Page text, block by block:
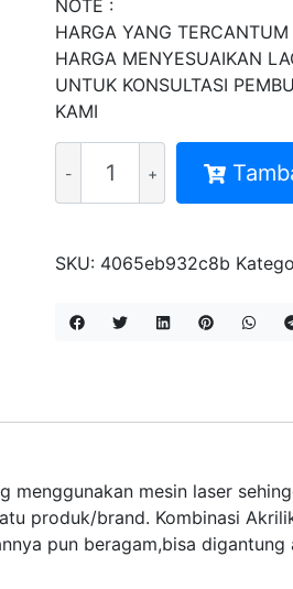
NOTE :
HARGA YANG
HARGA MENYESUAIKAN
UNTUK KONSULTASI
KAMI
HURUF
TIMBUL
STORY
SKU: 4065eb932c8b
mesin laser
produk/brand. Kombinasi
pun beragam,bisa